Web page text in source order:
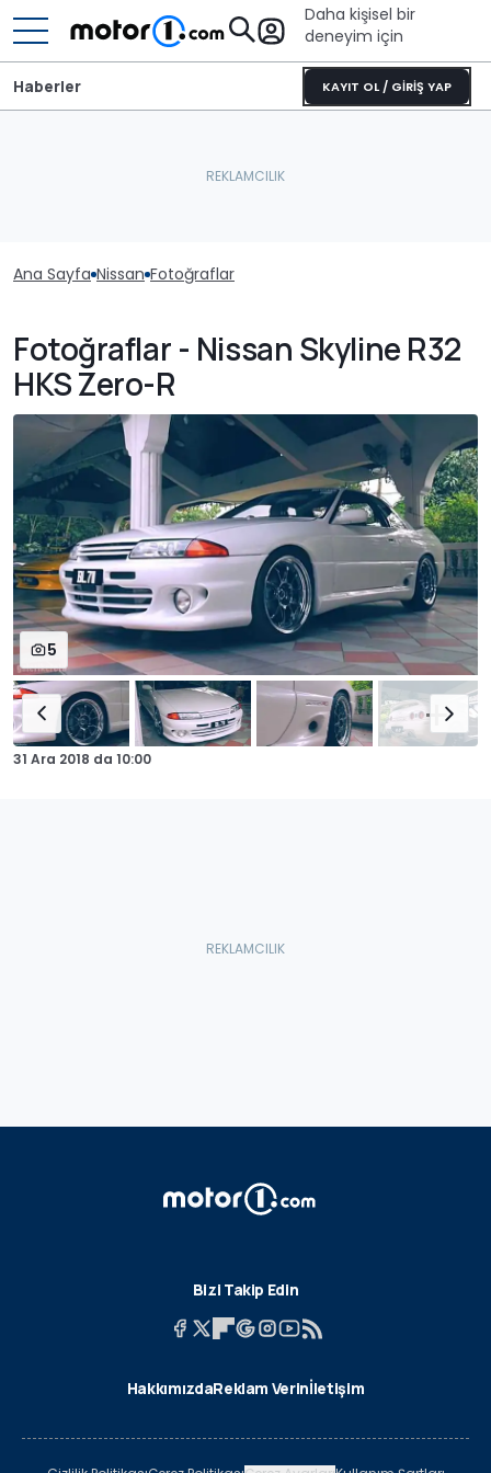
Daha kişisel bir
deneyim için
KAYIT OL / GİRİŞ YAP
Haberler
Ana Sayfa Nissan Fotoğraflar
Fotoğraflar - Nissan Skyline R32
HKS Zero-R
5
31 Ara 2018 da 10:00
Bizi Takip Edin
HakkımızdaReklam Verinİletişim